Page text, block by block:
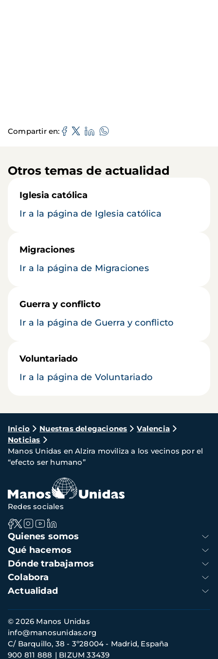
Compartir en
Otros temas de actualidad
Iglesia católica
Ir a la página de Iglesia católica
Migraciones
Ir a la página de Migraciones
Guerra y conflicto
Ir a la página de Guerra y conflicto
Voluntariado
Ir a la página de Voluntariado
Ruta
de
navegación
Inicio Nuestras delegaciones
Valencia
Noticias
Manos Unidas en Alzira moviliza a los vecinos por el
“efecto ser humano”
Navegación
principal
Quienes somos
Qué hacemos
Dónde trabajamos
Colabora
Actualidad
Redes sociales
Información
de
contacto
© 2026 Manos Unidas
C/ Barquillo, 38 - 3º28004 - Madrid, España
900 811 888
BIZUM 33439
info@manosunidas.org